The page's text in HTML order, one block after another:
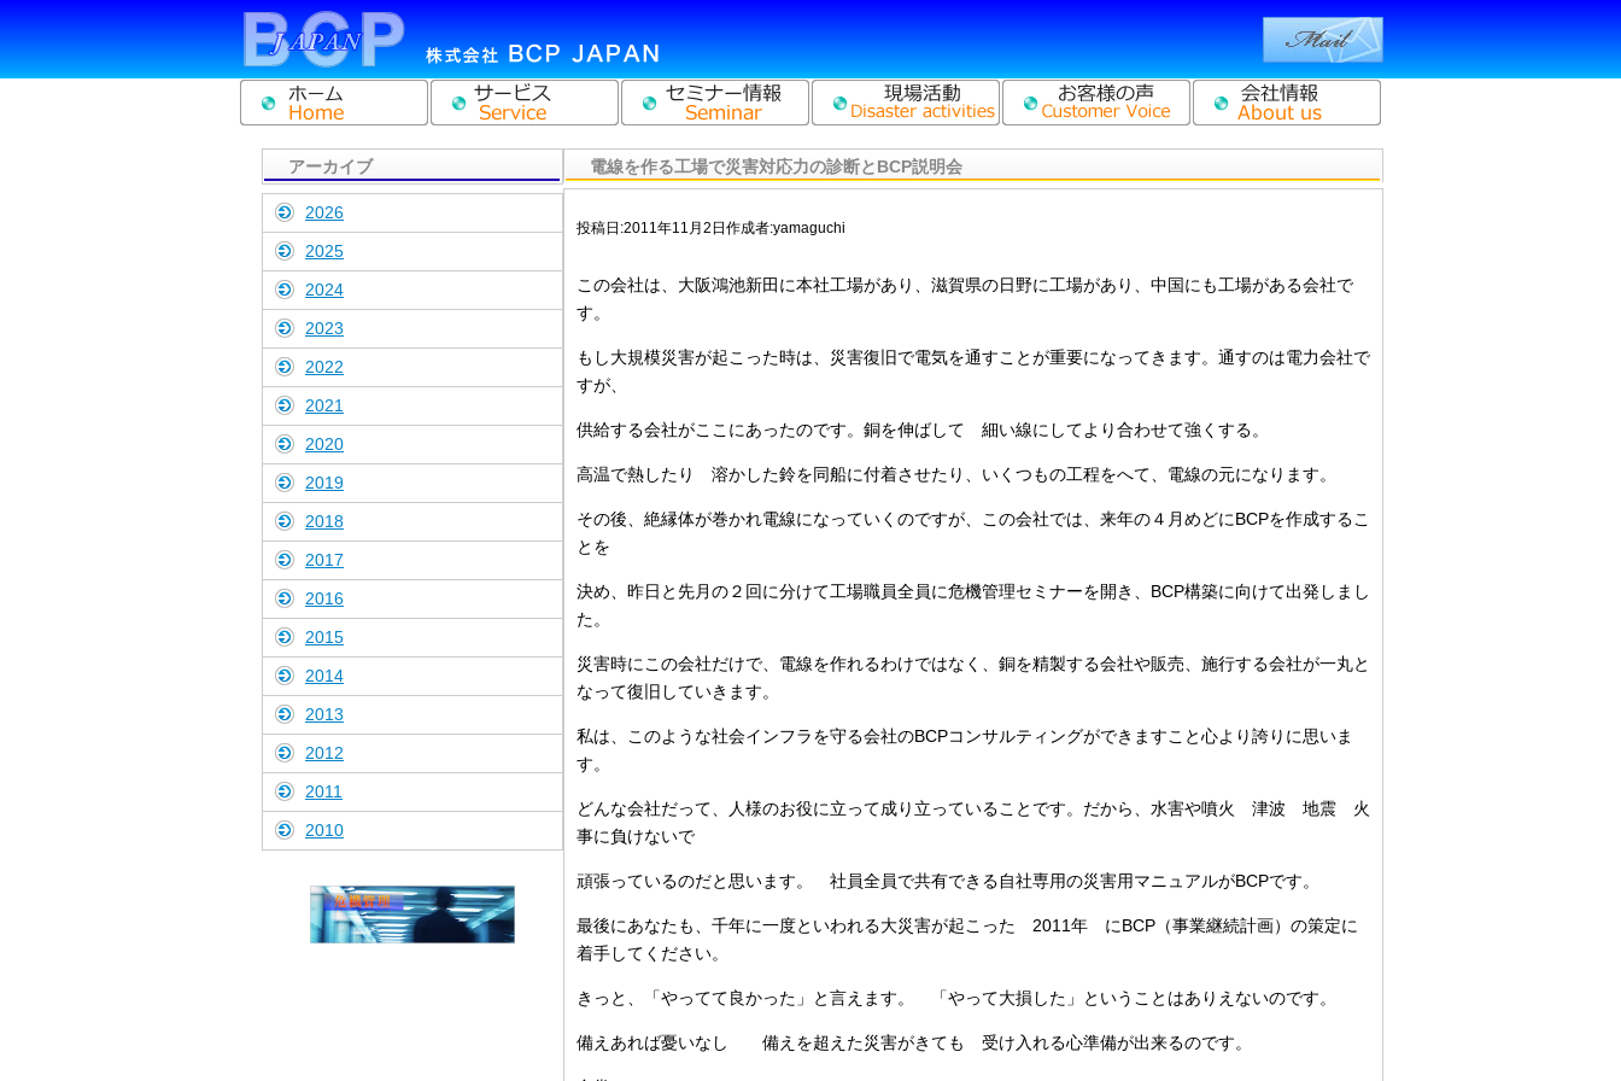
電線を作る工場で災害対応力の診断とBCP説明会
投稿日:2011年11月2日 作成者:yamaguchi
この会社は、大阪鴻池新田に本社工場があり、滋賀県の日野に工場があり、中国にも工場がある会社で
す。
もし大規模災害が起こった時は、災害復旧で電気を通すことが重要になってきます。通すのは電力会社で
すが、
供給する会社がここにあったのです。銅を伸ばして 細い線にしてより合わせて強くする。
高温で熱したり 溶かした鈴を同船に付着させたり、いくつもの工程をへて、電線の元になります。
その後、絶縁体が巻かれ電線になっていくのですが、この会社では、来年の４月めどにBCPを作成するこ
とを
決め、昨日と先月の２回に分けて工場職員全員に危機管理セミナーを開き、BCP構築に向けて出発しまし
た。
災害時にこの会社だけで、電線を作れるわけではなく、銅を精製する会社や販売、施行する会社が一丸と
なって復旧していきます。
私は、このような社会インフラを守る会社のBCPコンサルティングができますこと心より誇りに思いま
す。
どんな会社だって、人様のお役に立って成り立っていることです。だから、水害や噴火 津波 地震 火
事に負けないで
頑張っているのだと思います。 社員全員で共有できる自社専用の災害用マニュアルがBCPです。
最後にあなたも、千年に一度といわれる大災害が起こった 2011年 にBCP（事業継続計画）の策定に
着手してください。
きっと、「やってて良かった」と言えます。 「やって大損した」ということはありえないのです。
備えあれば憂いなし 備えを超えた災害がきても 受け入れる心準備が出来るのです。
アーカイブ
2026
2025
2024
2023
2022
2021
2020
2019
2018
2017
2016
2015
2014
2013
2012
2011
2010